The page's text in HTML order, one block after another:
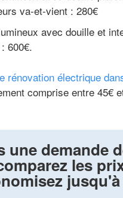
va-et-vient : 280€
avec douille et
600€.
rénovation électrique
comprise entre 45€
une demande
les
jusqu'à